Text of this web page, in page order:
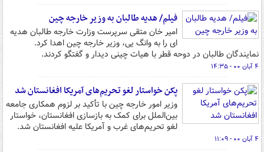
فیلم/ هدیه طالبان به وزیر خارجه چین
امیر خان متقی سرپرست وزارت خارجه طالبان هدیه
ای را به وانگ یی، وزیر خارجه چین اهدا کرد.
نمایندگان طالبان در دوحه قطر با هیات چینی دیدار و گفتگو کردند.
۴ آبان ۰۰ - ۱۴:۳۵
پکن خواستار لغو تحریم‌های آمریکا افغانستان شد
وزیر امور خارجه چین با تأکید بر لزوم همکاری جامعه
بین‌الملل برای کمک به بازسازی افغانستان، خواستار
لغو تحریم‌های غرب و آمریکا علیه افغانستان شد.
۴ آبان ۰۰ - ۱۱:۰۹